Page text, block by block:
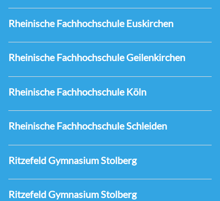
Rheinische Fachhochschule Euskirchen
Rheinische Fachhochschule Geilenkirchen
Rheinische Fachhochschule Köln
Rheinische Fachhochschule Schleiden
Ritzefeld Gymnasium Stolberg
Ritzefeld Gymnasium Stolberg